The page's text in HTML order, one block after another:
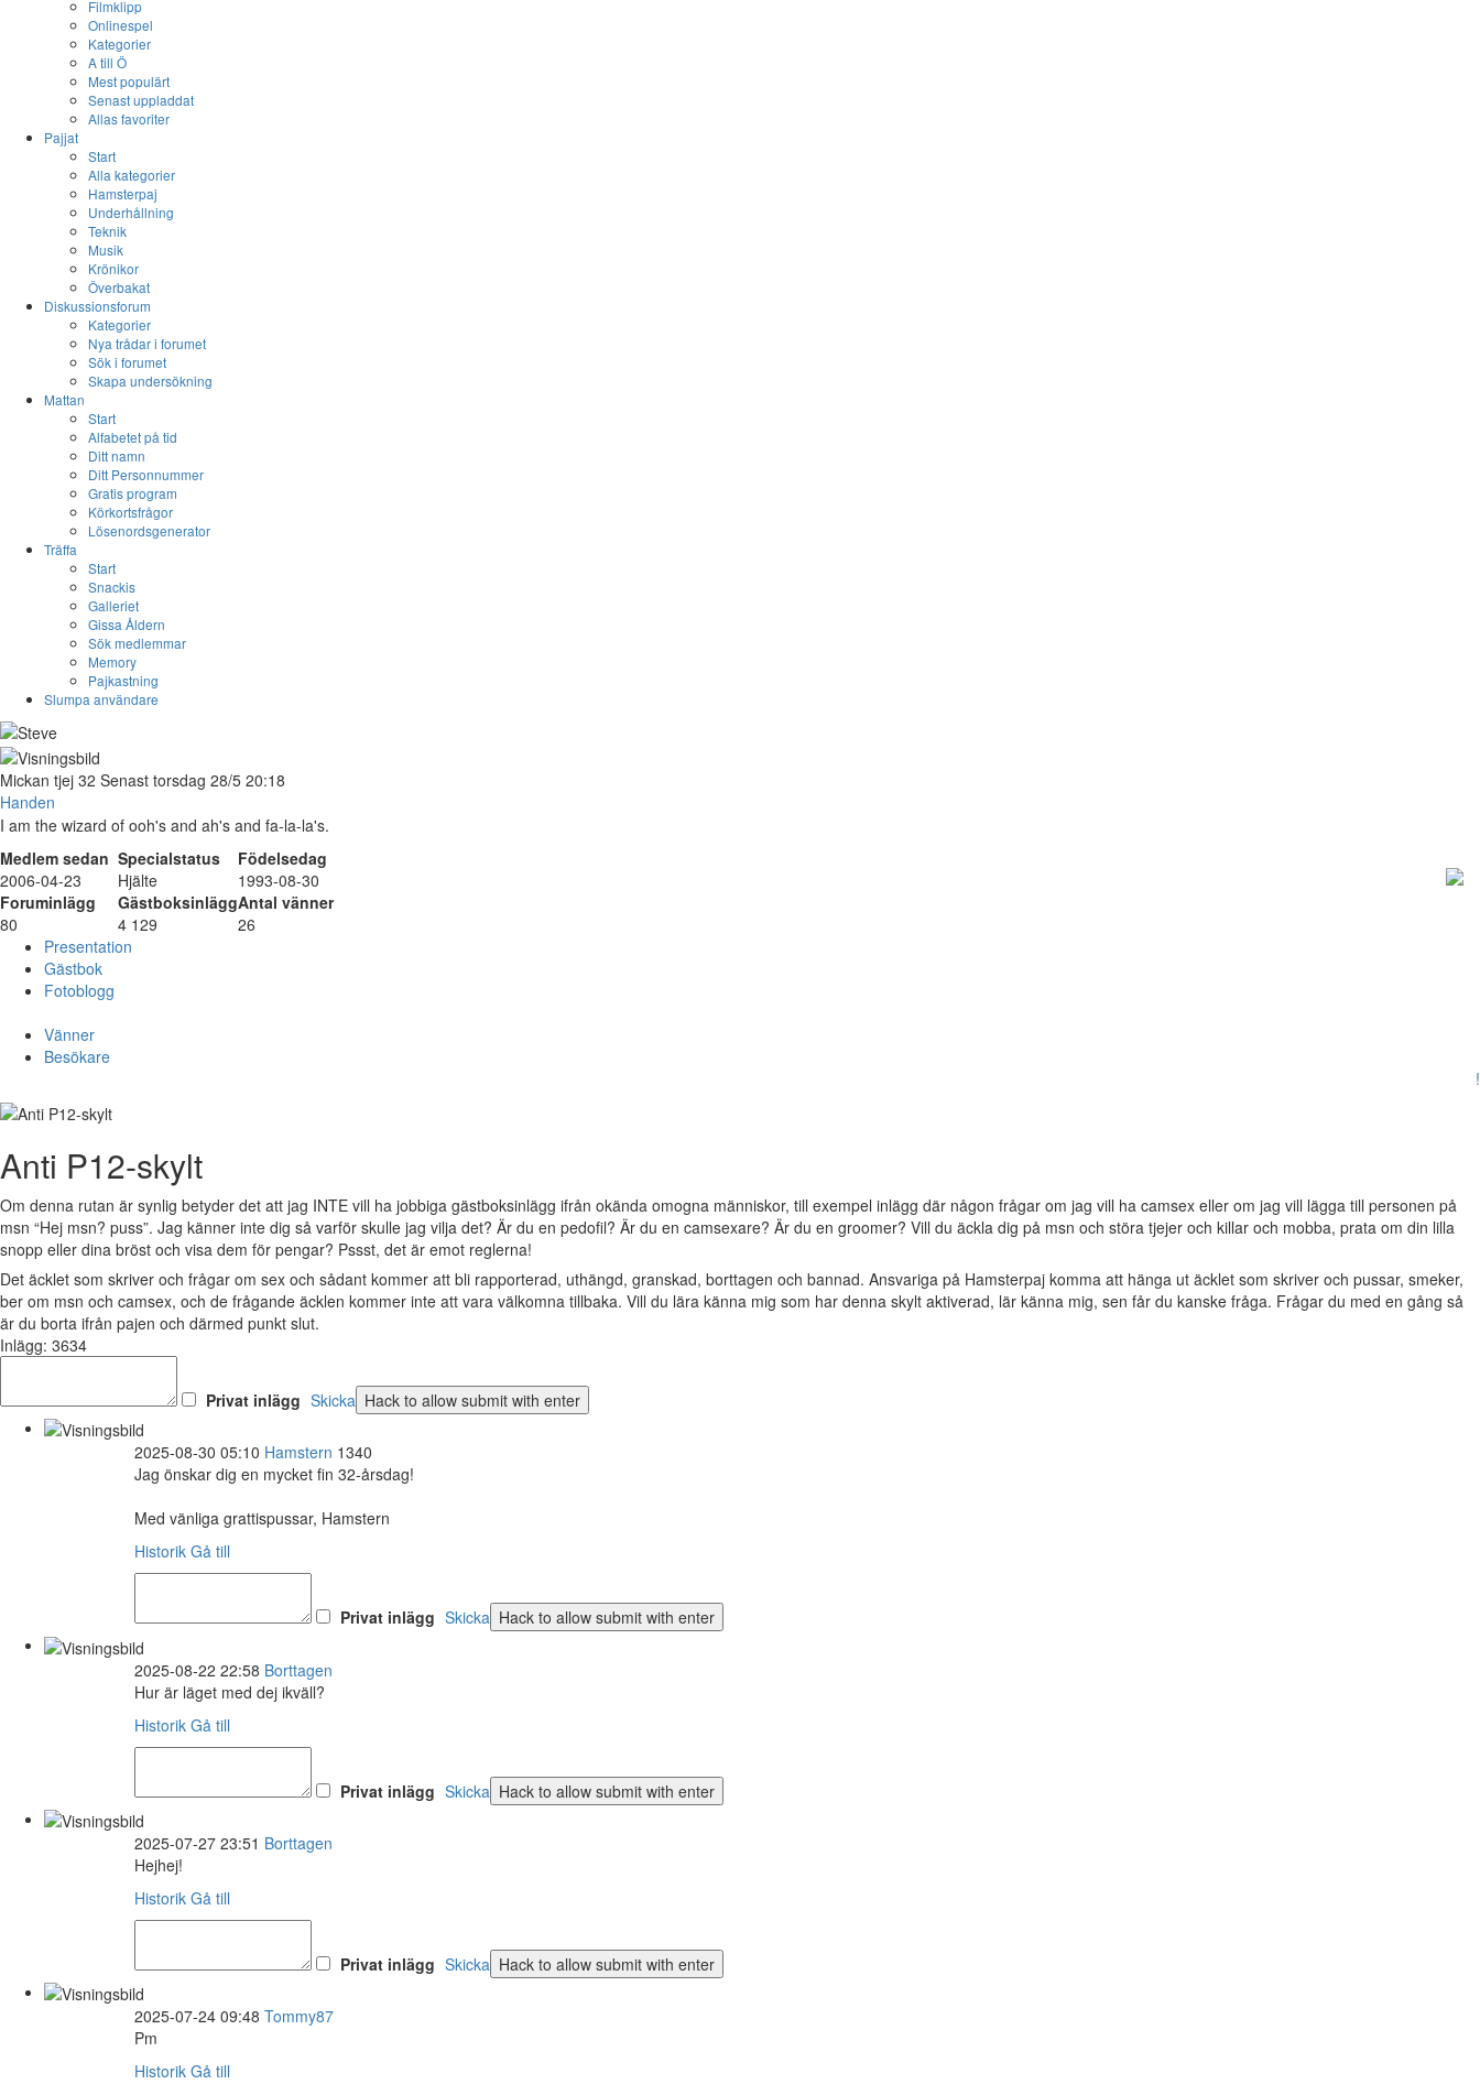
Filmklipp
Onlinespel
Kategorier
A till Ö
Mest populärt
Senast uppladdat
Allas favoriter
Pajjat
Start
Alla kategorier
Hamsterpaj
Underhållning
Teknik
Musik
Krönikor
Överbakat
Diskussionsforum
Kategorier
Nya trådar i forumet
Sök i forumet
Skapa undersökning
Mattan
Start
Alfabetet på tid
Ditt namn
Ditt Personnummer
Gratis program
Körkortsfrågor
Lösenordsgenerator
Träffa
Start
Snackis
Galleriet
Gissa Åldern
Sök medlemmar
Memory
Pajkastning
Slumpa användare
Mickan tjej 32 Senast torsdag 28/5 20:18
Handen
I am the wizard of ooh's and ah's and fa-la-la's.
Medlem sedan Specialstatus
Födelsedag
2006-04-23
Hjälte
1993-08-30
Foruminlägg
GästboksinläggAntal vänner
80
4 129
26
Presentation
Gästbok
Fotoblogg
Vänner
Besökare
!
Anti P12-skylt
Om denna rutan är synlig betyder det att jag INTE vill ha jobbiga gästboksinlägg ifrån okända omogna människor, till exempel inlägg där någon frågar om jag vill ha camsex eller om jag vill lägga till personen på
msn “Hej msn? puss”. Jag känner inte dig så varför skulle jag vilja det? Är du en pedofil? Är du en camsexare? Är du en groomer? Vill du äckla dig på msn och störa tjejer och killar och mobba, prata om din lilla
snopp eller dina bröst och visa dem för pengar? Pssst, det är emot reglerna!
Det äcklet som skriver och frågar om sex och sådant kommer att bli rapporterad, uthängd, granskad, borttagen och bannad. Ansvariga på Hamsterpaj komma att hänga ut äcklet som skriver och pussar, smeker,
ber om msn och camsex, och de frågande äcklen kommer inte att vara välkomna tillbaka. Vill du lära känna mig som har denna skylt aktiverad, lär känna mig, sen får du kanske fråga. Frågar du med en gång så
är du borta ifrån pajen och därmed punkt slut.
Inlägg: 3634
Privat inlägg Skicka
2025-08-30 05:10 Hamstern 1340
Jag önskar dig en mycket fin 32-årsdag!
Med vänliga grattispussar, Hamstern
Historik Gå till
Privat inlägg Skicka
2025-08-22 22:58 Borttagen
Hur är läget med dej ikväll?
Historik Gå till
Privat inlägg Skicka
2025-07-27 23:51 Borttagen
Hejhej!
Historik Gå till
Privat inlägg Skicka
2025-07-24 09:48 Tommy87
Pm
Historik Gå till